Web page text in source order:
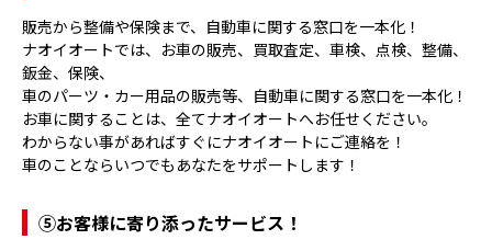
販売から整備や保険まで、自動車に関する窓口を一本化！
ナオイオートでは、お車の販売、買取査定、車検、点検、整備、
鈑金、保険、
車のパーツ・カー用品の販売等、自動車に関する窓口を一本化！
お車に関することは、全てナオイオートへお任せください。
わからない事があればすぐにナオイオートにご連絡を！
車のことならいつでもあなたをサポートします！
⑤お客様に寄り添ったサービス！